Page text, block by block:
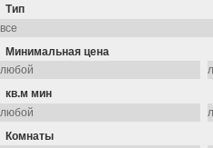
Тип
Минимальная цена
кв.м мин
Комнаты